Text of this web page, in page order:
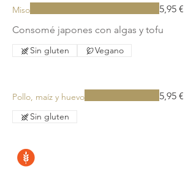
Miso
Consomé japones con algas y tofu
5,95 €
Sin gluten Vegano
Pollo, maíz y huevo 5,95 €
Sin gluten